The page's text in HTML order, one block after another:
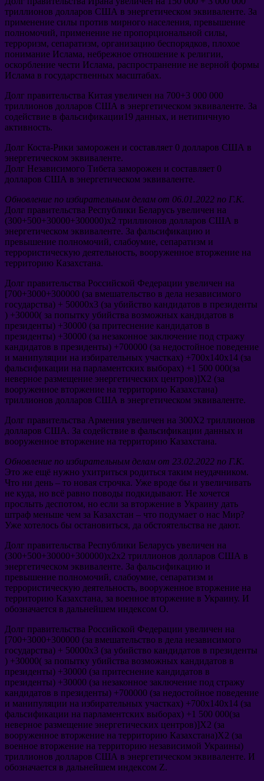
триллионов долларов США в энергетическом эквиваленте. За
применение силы против мирного населения, превышение
полномочий, применение не пропорциональной силы,
терроризм, сепаратизм, организацию беспорядков, плохое
понимание Ислама, небрежное отношение к религии,
оскорбление чести Ислама, распространение не верной формы
Ислама в государственных масштабах.
Долг правительства Китая увеличен на 700+3 000 000
триллионов долларов США в энергетическом эквиваленте. За
содействие в фальсификации19 данных, и нетипичную
активность.
Долг Коста-Рики заморожен и составляет 0 долларов США в
энергетическом эквиваленте.
Долг Независимого Тибета заморожен и составляет 0
долларов США в энергетическом эквиваленте.
Обновление по избирательным делам от 06.01.2022 по Г.К.
Долг правительства Республики Беларусь увеличен на
(300+500+30000+300000)x2 триллионов долларов США в
энергетическом эквиваленте. За фальсификацию и
превышение полномочий, слабоумие, сепаратизм и
террористическую деятельность, вооруженное вторжение на
территорию Казахстана.
Долг правительства Российской Федерации увеличен на
[700+3000+300000 (за вмешательство в дела независимого
государства) + 50000x3 (за убийство кандидатов в президенты
) +30000( за попытку убийства возможных кандидатов в
президенты) +30000 (за притеснение кандидатов в
президенты) +30000 (за незаконное заключение под стражу
кандидатов в президенты) +700000 (за недостойное поведение
и манипуляции на избирательных участках) +700х140х14 (за
фальсификации на парламентских выборах) +1 500 000(за
неверное размещение энергетических центров)]X2 (за
вооруженное вторжение на территорию Казахстана)
триллионов долларов США в энергетическом эквиваленте.
Долг правительства Армения увеличен на 300X2 триллионов
долларов США. За содействие в фальсификации данных и
вооруженное вторжение на территорию Казахстана.
Обновление по избирательным делам от 23.02.2022 по Г.К.
Это же ещё нужно ухитриться родиться таким неудачником.
Что ни день – то новая строчка. Уже вроде бы и увеличивать
не куда, но всё равно поводы подкидывают. Не хочется
прослыть деспотом, но если за вторжение в Украину дать
штраф меньше чем за Казахстан – что подумает о нас Мир?
Уже хотелось бы остановиться, да обстоятельства не дают.
Долг правительства Республики Беларусь увеличен на
(300+500+30000+300000)x2x2 триллионов долларов США в
энергетическом эквиваленте. За фальсификацию и
превышение полномочий, слабоумие, сепаратизм и
террористическую деятельность, вооруженное вторжение на
территорию Казахстана, за военное вторжение в Украину. И
обозначается в дальнейшем индексом O.
Долг правительства Российской Федерации увеличен на
[700+3000+300000 (за вмешательство в дела независимого
государства) + 50000x3 (за убийство кандидатов в президенты
) +30000( за попытку убийства возможных кандидатов в
президенты) +30000 (за притеснение кандидатов в
президенты) +30000 (за незаконное заключение под стражу
кандидатов в президенты) +700000 (за недостойное поведение
и манипуляции на избирательных участках) +700х140х14 (за
фальсификации на парламентских выборах) +1 500 000(за
неверное размещение энергетических центров)]X2 (за
вооруженное вторжение на территорию Казахстана)X2 (за
военное вторжение на территорию независимой Украины)
триллионов долларов США в энергетическом эквиваленте. И
обозначается в дальнейшем индексом Z.